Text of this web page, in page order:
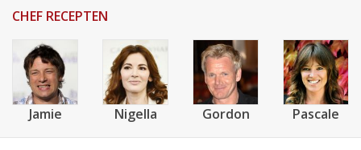
CHEF RECEPTEN
Jamie Nigella Gordon Pascale